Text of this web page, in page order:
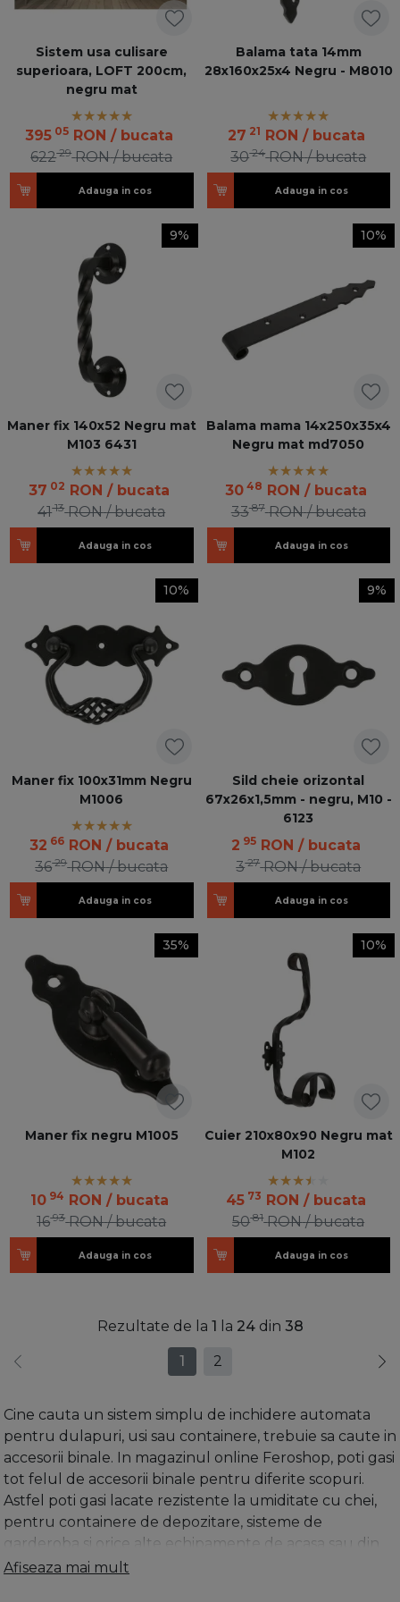
Sistem usa culisare
superioara, LOFT 200cm,
negru mat
395 05 RON / bucata
62229 RON / bucata
Adauga in cos
Balama tata 14mm
28x160x25x4 Negru - M8010
27 21 RON / bucata
3024 RON / bucata
Adauga in cos
9%
Maner fix 140x52 Negru mat
M103 6431
37 02 RON / bucata
4113 RON / bucata
Adauga in cos
10%
Balama mama 14x250x35x4
Negru mat md7050
30 48 RON / bucata
3387 RON / bucata
Adauga in cos
10%
Maner fix 100x31mm Negru
M1006
32 66 RON / bucata
3629 RON / bucata
Adauga in cos
9%
Sild cheie orizontal
67x26x1,5mm - negru, M10 -
6123
2 95 RON / bucata
327 RON / bucata
Adauga in cos
35%
Maner fix negru M1005
1094 RON / bucata
1693 RON / bucata
Adauga in cos
10%
Cuier 210x80x90 Negru mat
M102
45 73 RON / bucata
5081 RON / bucata
Adauga in cos
Rezultate de la 1 la 24din 38
1 2
Cine cauta un sistem simplu de inchidere automata
pentru dulapuri, usi sau containere, trebuie sa caute in
accesorii binale. In magazinul online Feroshop, poti gasi
tot felul de accesorii binale pentru diferite scopuri.
Astfel poti gasi lacate rezistente la umiditate cu chei,
pentru containere de depozitare, sisteme de
garderoba si orice alte echipamente de acasa sau din
companie unde este necesara o inchidere pentru
Afiseaza mai mult